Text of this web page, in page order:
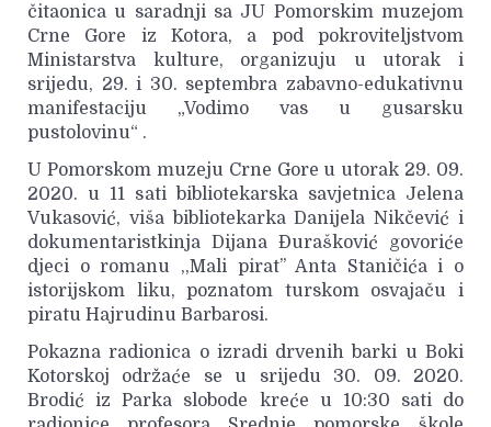
čitaonica u saradnji sa JU Pomorskim muzejom
Crne Gore iz Kotora, a pod pokroviteljstvom
Ministarstva kulture, organizuju u utorak i
srijedu, 29. i 30. septembra zabavno-edukativnu
manifestaciju „Vodimo vas u gusarsku
pustolovinu“ .
U Pomorskom muzeju Crne Gore u utorak 29. 09.
2020. u 11 sati bibliotekarska savjetnica Jelena
Vukasović, viša bibliotekarka Danijela Nikčević i
dokumentaristkinja Dijana Đurašković govoriće
djeci o romanu ,,Mali pirat’’ Anta Staničića i o
istorijskom liku, poznatom turskom osvajaču i
piratu Hajrudinu Barbarosi.
Pokazna radionica o izradi drvenih barki u Boki
Kotorskoj održaće se u srijedu 30. 09. 2020.
Brodić iz Parka slobode kreće u 10:30 sati do